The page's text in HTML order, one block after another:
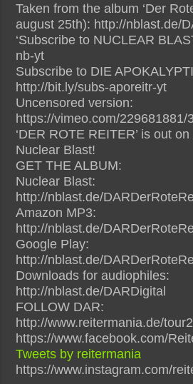
Taken from the album ‘Der
august 25th): http://nblast.de/
‘Subscribe to NUCLEAR
nb-yt
Subscribe to DIE
http://bit.ly/subs-aporeitr-yt
Uncensored version:
https://vimeo.com/229681881/
‘DER ROTE REITER’ is out
Nuclear Blast!
GET THE ALBUM:
Nuclear Blast:
http://nblast.de/
Amazon MP3:
http://nblast.de/
Google Play:
http://nblast.de/
Downloads for audiophiles:
http://nblast.de/DARDigital
FOLLOW DAR:
http://www.reitermania.de/
https://www.facebook.com/
Tweets by reitermania
https://www.instagram.com/